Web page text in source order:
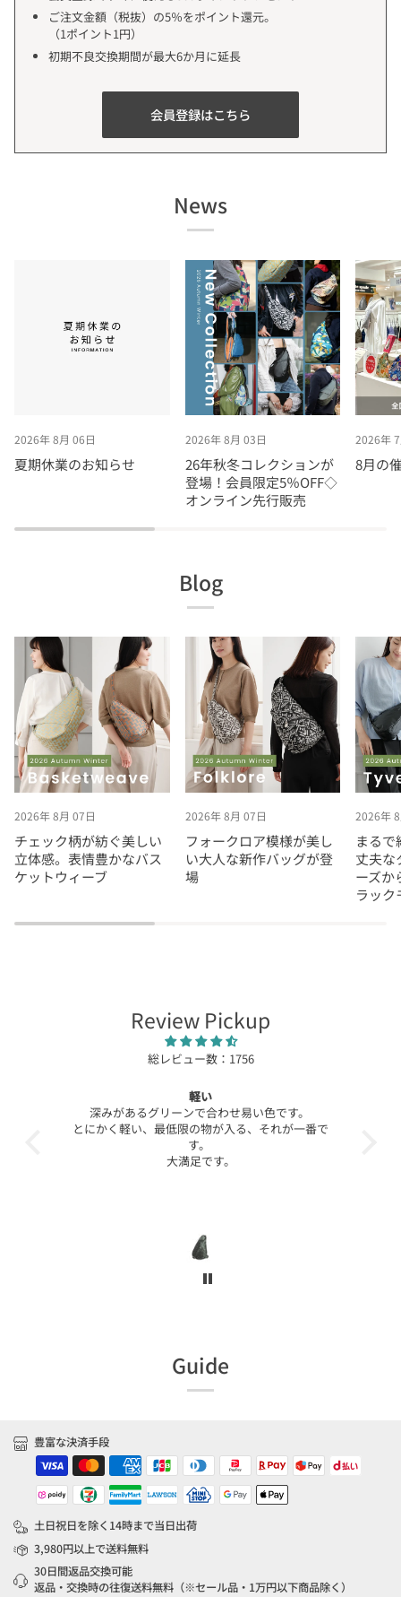
ご注文金額（税抜）の5％をポイント還元。
（1ポイント1円）
初期不良交換期間が最大6か月に延長
会員登録はこちら
News
2026年 8月 06日
夏期休業のお知らせ
2026年 8月 03日
26年秋冬コレクションが
登場！会員限定5％OFF◇
オンライン先行販売
2026年
8月の
Blog
2026年 8月 07日
チェック柄が紡ぐ美しい
立体感。表情豊かなバス
ケットウィーブ
2026年 8月 07日
フォークロア模様が美し
い大人な新作バッグが登
場
2026年
まるで
丈夫
ーズか
ラック
Review Pickup
総レビュー数：1756
軽い
深みがあるグリーンで合わせ易い色です。
とにかく軽い、最低限の物が入る、それが一番で
す。
大満足です。
Guide
豊富な決済手段
土日祝日を除く14時まで当日出荷
3,980円以上で送料無料
30日間返品交換可能
返品・交換時の往復送料無料（※セール品・1万円以下商品除く）